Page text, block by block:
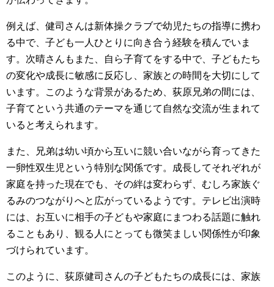
例えば、健司さんは新体操クラブで幼児たちの指導に携わ
る中で、子ども一人ひとりに向き合う経験を積んでいま
す。次晴さんもまた、自ら子育てをする中で、子どもたち
の変化や成長に敏感に反応し、家族との時間を大切にして
います。このような背景があるため、荻原兄弟の間には、
子育てという共通のテーマを通じて自然な交流が生まれて
いると考えられます。
また、兄弟は幼い頃から互いに競い合いながら育ってきた
一卵性双生児という特別な関係です。成長してそれぞれが
家庭を持った現在でも、その絆は変わらず、むしろ家族ぐ
るみのつながりへと広がっているようです。テレビ出演時
には、お互いに相手の子どもや家庭にまつわる話題に触れ
ることもあり、観る人にとっても微笑ましい関係性が印象
づけられています。
このように、荻原健司さんの子どもたちの成長には、家族